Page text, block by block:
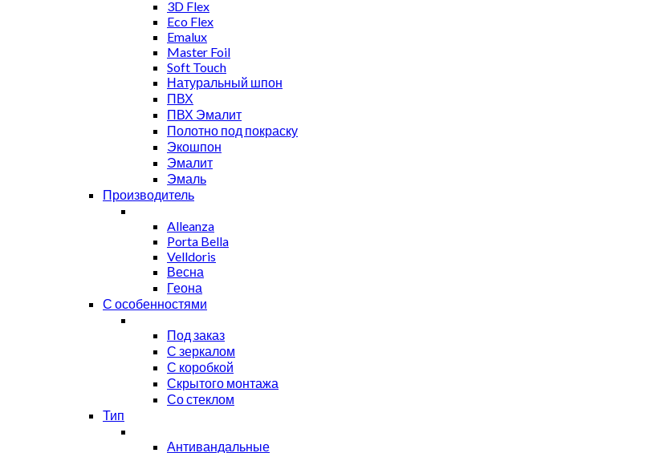
3D Flex
Eco Flex
Emalux
Master Foil
Soft Touch
Натуральный шпон
ПВХ
ПВХ Эмалит
Полотно под покраску
Экошпон
Эмалит
Эмаль
Производитель
Alleanza
Porta Bella
Velldoris
Весна
Геона
С особенностями
Под заказ
С зеркалом
С коробкой
Скрытого монтажа
Со стеклом
Тип
Антивандальные